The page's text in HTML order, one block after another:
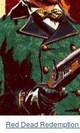
Red Dead Redemption